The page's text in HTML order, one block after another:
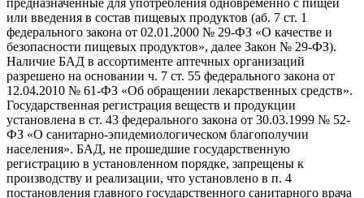
предназначенные для употребления одновременно с пищей
или введения в состав пищевых продуктов (аб. 7 ст. 1
федерального закона от 02.01.2000 № 29-ФЗ «О качестве и
безопасности пищевых продуктов», далее Закон № 29-ФЗ).
Наличие БАД в ассортименте аптечных организаций
разрешено на основании ч. 7 ст. 55 федерального закона от
12.04.2010 № 61-ФЗ «Об обращении лекарственных средств».
Государственная регистрация веществ и продукции
установлена в ст. 43 федерального закона от 30.03.1999 № 52-
ФЗ «О санитарно-эпидемиологическом благополучии
населения». БАД, не прошедшие государственную
регистрацию в установленном порядке, запрещены к
производству и реализации, что установлено в п. 4
постановления главного государственного санитарного врача